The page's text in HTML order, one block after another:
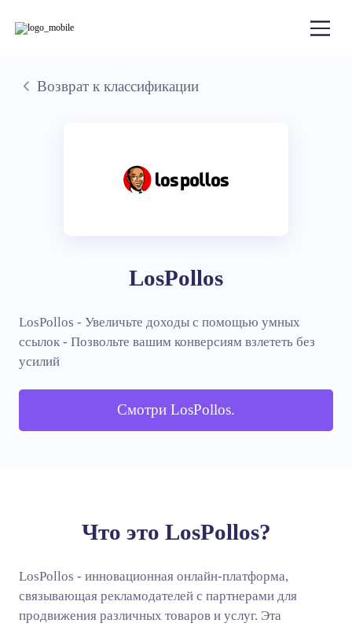
Возврат к классификации
LosPollos
LosPollos - Увеличьте доходы с помощью умных
ссылок - Позвольте вашим конверсиям взлететь без
усилий
Смотри LosPollos.
Что это LosPollos?
LosPollos - инновационная онлайн-платформа,
связывающая рекламодателей с партнерами для
продвижения различных товаров и услуг. Эта